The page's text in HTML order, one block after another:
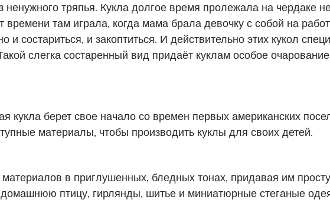
тряпья. Кукла долгое время пролежала на чердаке
времени там играла, когда мама брала девочку с собой на
и состариться, и закоптиться. И действительно этих кукол
слегка состаренный вид придаёт куклам особое
кукла берет свое начало со времен первых американских
материалы, чтобы производить куклы для своих детей.
в приглушенных, бледных тонах, придавая им
птицу, гирлянды, шитье и миниатюрные стеганые